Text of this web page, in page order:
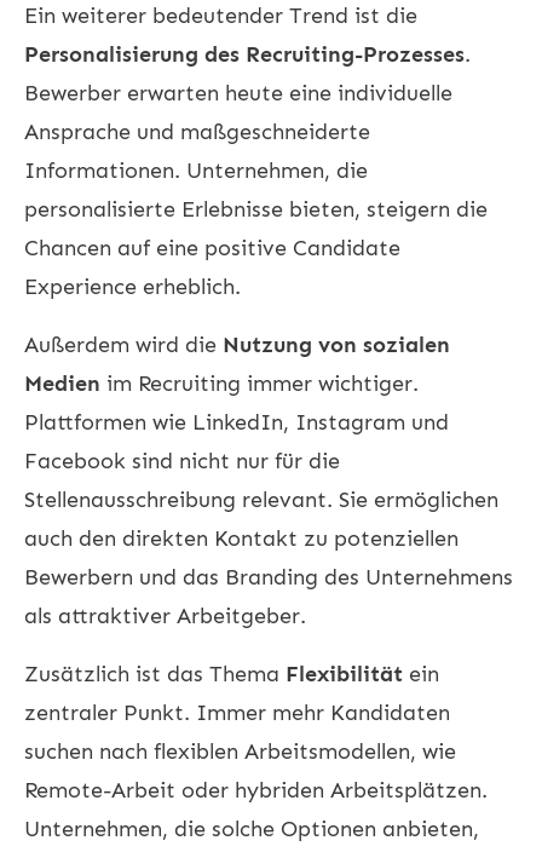
Ein weiterer bedeutender Trend ist die
Personalisierung des Recruiting-Prozesses.
Bewerber erwarten heute eine individuelle
Ansprache und maßgeschneiderte
Informationen. Unternehmen, die
personalisierte Erlebnisse bieten, steigern die
Chancen auf eine positive Candidate
Experience erheblich.
Außerdem wird die Nutzung von sozialen
Medien im Recruiting immer wichtiger.
Plattformen wie LinkedIn, Instagram und
Facebook sind nicht nur für die
Stellenausschreibung relevant. Sie ermöglichen
auch den direkten Kontakt zu potenziellen
Bewerbern und das Branding des Unternehmens
als attraktiver Arbeitgeber.
Zusätzlich ist das Thema Flexibilität ein
zentraler Punkt. Immer mehr Kandidaten
suchen nach flexiblen Arbeitsmodellen, wie
Remote-Arbeit oder hybriden Arbeitsplätzen.
Unternehmen, die solche Optionen anbieten,